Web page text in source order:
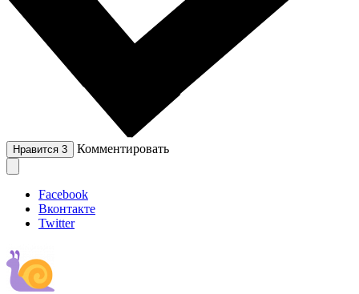
Нравится 3 Комментировать
Facebook
Вконтакте
Twitter